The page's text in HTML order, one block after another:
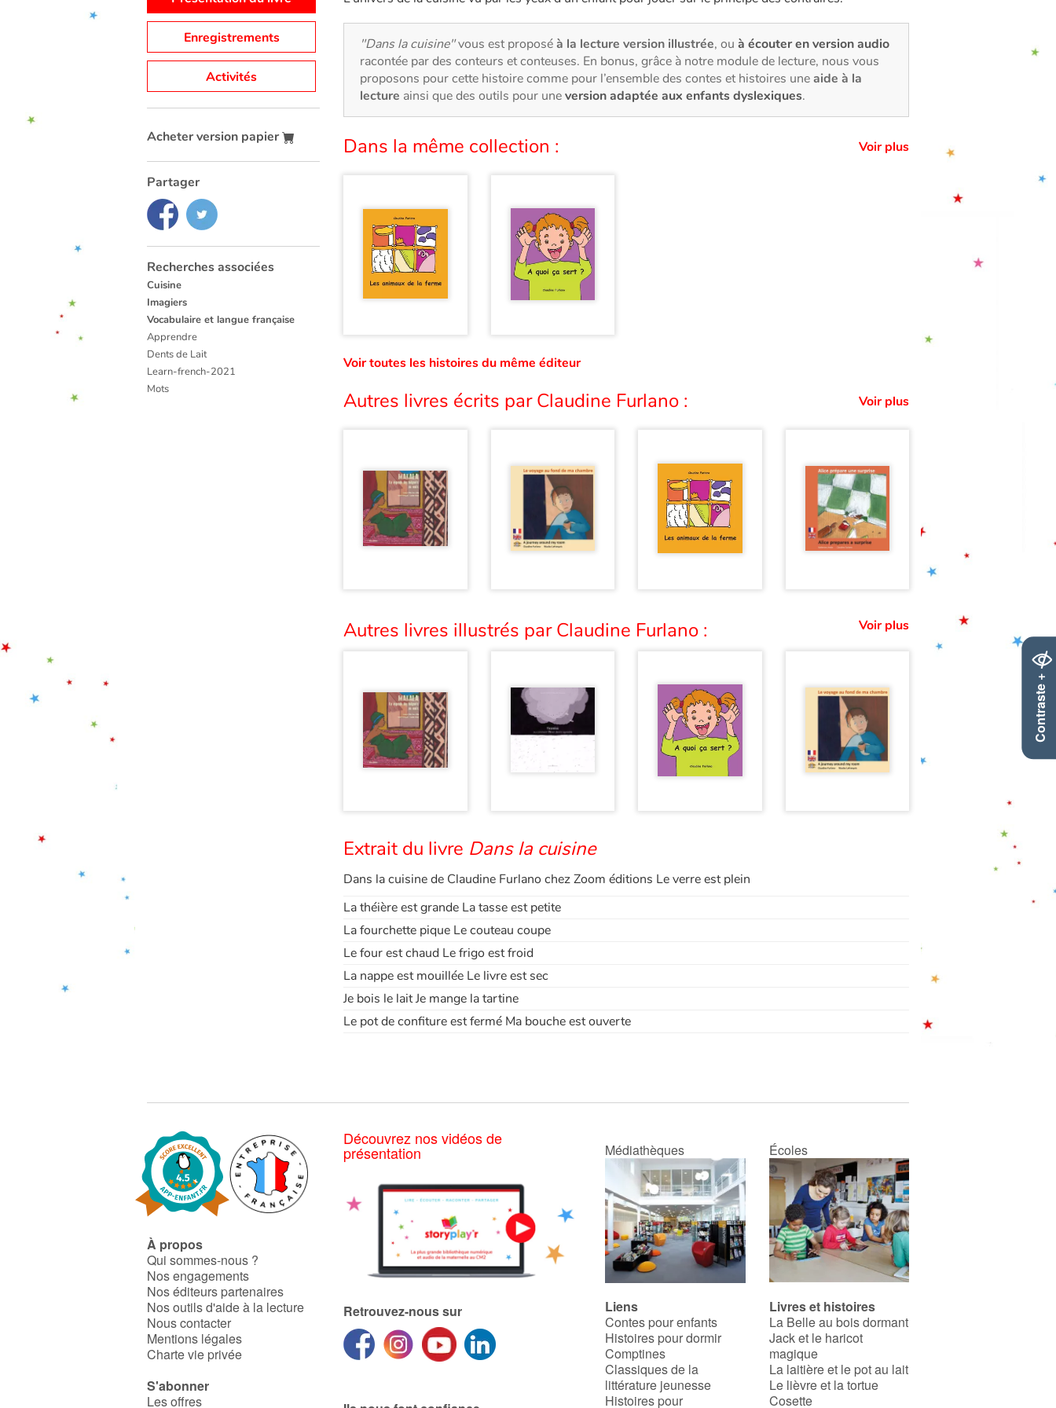
Contraste +
Enregistrements
Activités
Acheter version papier
Partager
Recherches associées
Cuisine
Imagiers
Vocabulaire et langue française
Apprendre
Dents de Lait
Learn-french-2021
Mots
"Dans la cuisine"vous est proposéà la lecture version illustrée, ou à écouter en version audio
racontée par des conteurs et conteuses. En bonus, grâce à notre module de lecture, nous vous
proposons pour cette histoire comme pour l’ensemble des contes et histoires uneaide à la
lecture ainsi que des outils pour uneversion adaptée aux enfants dyslexiques.
Dans la même collection : Voir plus
Voir toutes les histoires du même éditeur
Autres livres écrits par Claudine Furlano : Voir plus
Autres livres illustrés par Claudine Furlano : Voir plus
Extrait du livre Dans la cuisine
Dans la cuisine de Claudine Furlano chez Zoom éditions Le verre est plein
La théière est grande La tasse est petite
La fourchette pique Le couteau coupe
Le four est chaud Le frigo est froid
La nappe est mouillée Le livre est sec
Je bois le lait Je mange la tartine
Le pot de confiture est fermé Ma bouche est ouverte
À propos
Qui sommes-nous ?
Nos engagements
Nos éditeurs partenaires
Nos outils d'aide à la lecture
Nous contacter
Mentions légales
Charte vie privée
S'abonner
Les offres
Découvrez nos vidéos de
présentation
Retrouvez-nous sur
Médiathèques Écoles
Liens
Contes pour enfants
Histoires pour dormir
Comptines
Classiques de la
littérature jeunesse
Histoires pour
Livres et histoires
La Belle au bois dormant
Jack et le haricot
magique
La laitière et le pot au lait
Le lièvre et la tortue
Cosette